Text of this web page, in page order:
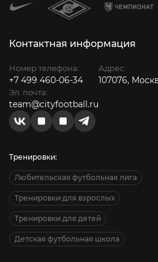
Контактная информация
Номер телефона:
+7 499 460-06-34
Эл. почта:
team@cityfootball.ru
Адрес:
107076,
Тренировки:
Любительская футбольная лига
Тренировки для взрослых
Тренировки для детей
Детская футбольная школа